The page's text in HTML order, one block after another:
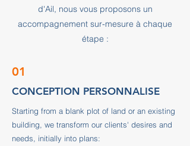
d'Ail, nous vous proposons un
accompagnement sur-mesure à chaque
étape :
01
CONCEPTION PERSONNALISE
Starting from a blank plot of land or an existing
building, we transform our clients' desires and
needs, initially into plans: